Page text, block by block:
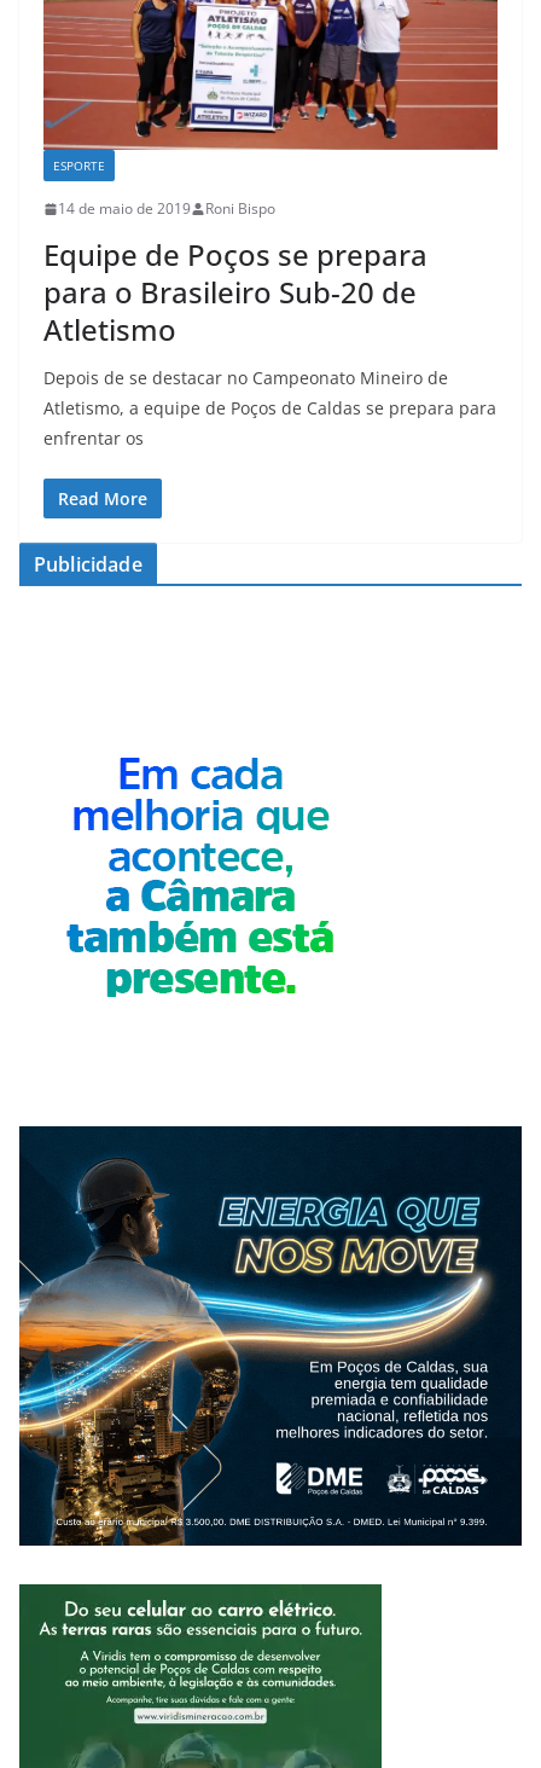
ESPORTE
14 de maio de 2019 Roni Bispo
Equipe de Poços se prepara
para o Brasileiro Sub-20 de
Atletismo
Depois de se destacar no Campeonato Mineiro de
Atletismo, a equipe de Poços de Caldas se prepara para
enfrentar os
Read More
Publicidade